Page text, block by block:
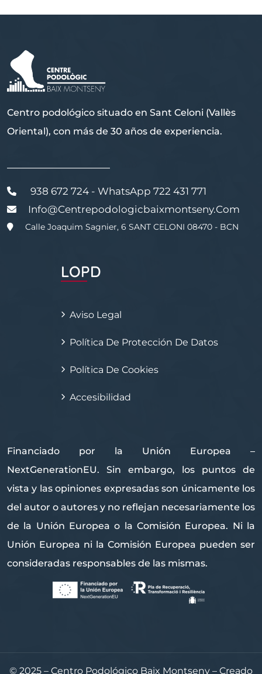
Centro podológico situado en Sant Celoni (Vallès
Oriental), con más de 30 años de experiencia.
———————————
938 672 724 - WhatsApp 722 431 771
Info@centrepodologicbaixmontseny.com
Calle Joaquim Sagnier, 6 SANT CELONI 08470 - BCN
LOPD
Aviso Legal
Política De Protección De Datos
Política De Cookies
Accesibilidad
Financiado por la Unión Europea –
NextGenerationEU. Sin embargo, los puntos de
vista y las opiniones expresadas son únicamente los
del autor o autores y no reflejan necesariamente los
de la Unión Europea o la Comisión Europea. Ni la
Unión Europea ni la Comisión Europea pueden ser
consideradas responsables de las mismas.
© 2025 – Centro Podológico Baix Montseny – Creado